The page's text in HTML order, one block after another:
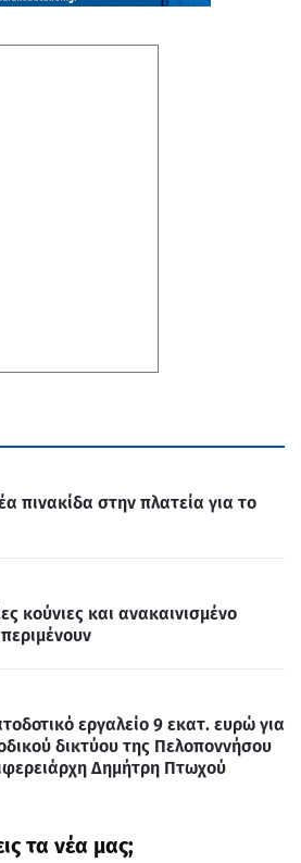
πινακίδα στην πλατεία για το
κούνιες και ανακαινισμένο
εργαλείο 9 εκατ. ευρώ για
δικτύου της Πελοποννήσου
Δημήτρη Πτωχού
τα νέα μας;